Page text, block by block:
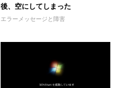
後、空にしてしまった
エラーメッセージと障害